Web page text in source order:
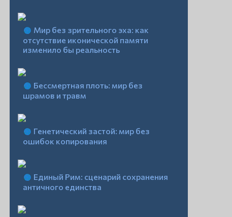
Мир без зрительного эха: как
отсутствие иконической памяти
изменило бы реальность
Бессмертная плоть: мир без
шрамов и травм
Генетический застой: мир без
ошибок копирования
Единый Рим: сценарий сохранения
античного единства